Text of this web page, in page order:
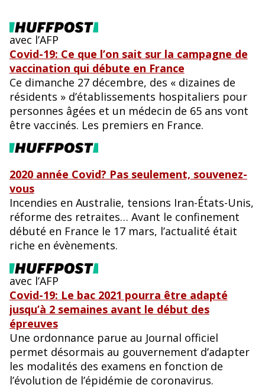
avec l’AFP
Covid-19: Ce que l’on sait sur la campagne de
vaccination qui débute en France
Ce dimanche 27 décembre, des « dizaines de
résidents » d’établissements hospitaliers pour
personnes âgées et un médecin de 65 ans vont
être vaccinés. Les premiers en France.
2020 année Covid? Pas seulement, souvenez-
vous
Incendies en Australie, tensions Iran-États-Unis,
réforme des retraites… Avant le confinement
débuté en France le 17 mars, l’actualité était
riche en évènements.
avec l’AFP
Covid-19: Le bac 2021 pourra être adapté
jusqu’à 2 semaines avant le début des
épreuves
Une ordonnance parue au Journal officiel
permet désormais au gouvernement d’adapter
les modalités des examens en fonction de
l’évolution de l’épidémie de coronavirus.